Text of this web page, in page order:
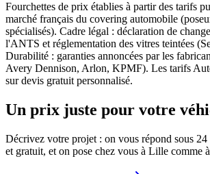
Fourchettes de prix établies à partir des tarifs
marché français du covering automobile
spécialisés). Cadre légal : déclaration de
l'ANTS et réglementation des vitres teintées
Durabilité : garanties annoncées par les
Avery Dennison, Arlon, KPMF). Les tarifs
sur devis gratuit personnalisé.
Un prix juste pour votre
Décrivez votre projet : on vous répond sous
et gratuit, et on pose chez vous à Lille comme